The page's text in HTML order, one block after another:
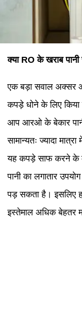
क्या RO के खराब
एक बड़ा सवाल अक्सर
कपड़े धोने के लिए किया
आप आरओ के बेकार
सामान्यतः ज्यादा
यह कपड़े साफ करने के
पानी का लगातार
पड़ सकता है। इसलिए
इस्तेमाल अधिक बेहतर